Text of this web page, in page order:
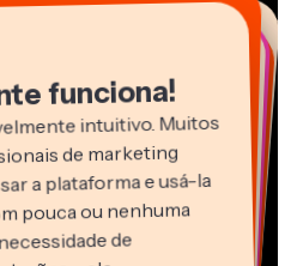
funciona!
intuitivo. Muitos
de marketing
a plataforma e usá-la
pouca ou nenhuma
de